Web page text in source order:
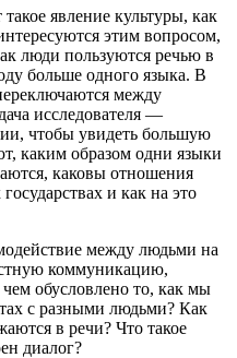
явление культуры, как
этим вопросом,
люди пользуются речью в
больше одного языка. В
между
исследователя —
чтобы увидеть большую
каким образом одни языки
каковы отношения
и как на это
между людьми на
коммуникацию,
обусловлено то, как мы
с разными людьми? Как
в речи? Что такое
диалог?